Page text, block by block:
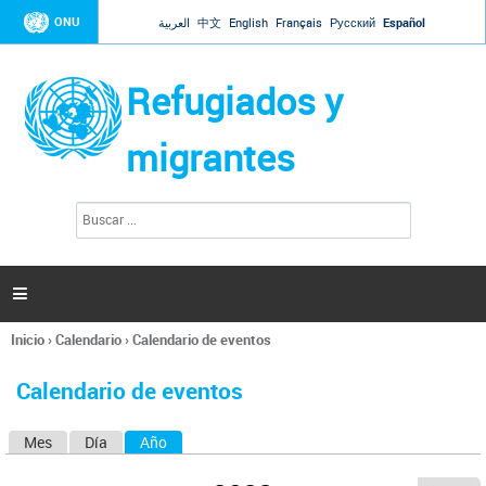
Jump to navigation
ONU العربية 中文 English Français Русский Español
Refugiados y
migrantes
l
s

Se
usted
Inicio›Calendario›Calendario de eventos
Calendario de eventos
Mes Día Año